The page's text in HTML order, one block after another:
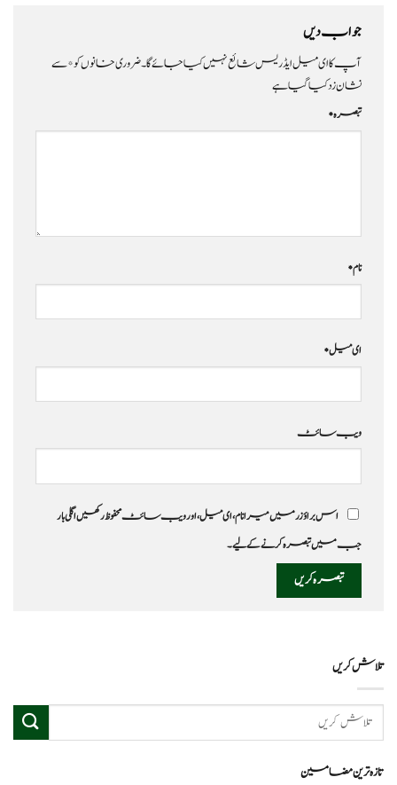
جواب دیں
آپ کا ای میل ایڈریس شائع نہیں کیا جائے گا۔ضروری خانوں کو*سے
نشان زد کیا گیا ہے
تبصرہ*
نام*
ای میل*
ویب‌ سائٹ
اس براؤزر میں میرا نام، ای میل، اور ویب سائٹ محفوظ رکھیں اگلی بار
جب میں تبصرہ کرنے کےلیے۔
تلاش کریں
تازہ ترین مضامین